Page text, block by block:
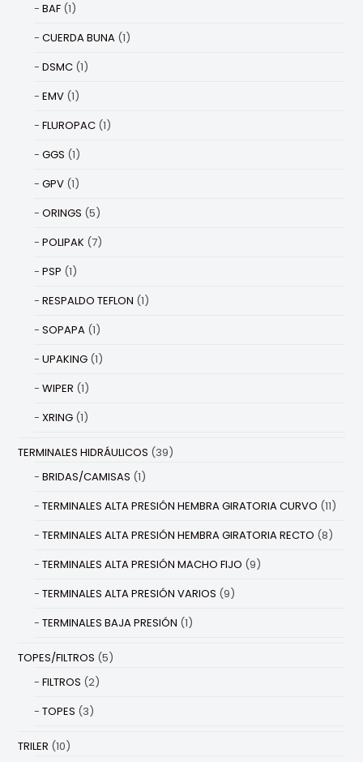
BAF (1)
CUERDA BUNA (1)
DSMC (1)
EMV (1)
FLUROPAC (1)
GGS (1)
GPV (1)
ORINGS (5)
POLIPAK (7)
PSP (1)
RESPALDO TEFLON (1)
SOPAPA (1)
UPAKING (1)
WIPER (1)
XRING (1)
TERMINALES HIDRÁULICOS (39)
BRIDAS/CAMISAS (1)
TERMINALES ALTA PRESIÓN HEMBRA GIRATORIA CURVO (11)
TERMINALES ALTA PRESIÓN HEMBRA GIRATORIA RECTO (8)
TERMINALES ALTA PRESIÓN MACHO FIJO (9)
TERMINALES ALTA PRESIÓN VARIOS (9)
TERMINALES BAJA PRESIÓN (1)
TOPES/FILTROS (5)
FILTROS (2)
TOPES (3)
TRILER (10)